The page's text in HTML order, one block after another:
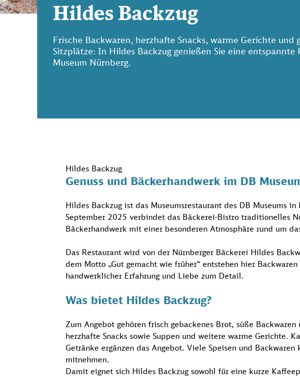
Hildes Backzug
Frische Backwaren, herzhafte Snacks, warme Gerichte und
Sitzplätze: In Hildes Backzug genießen Sie eine entspannte
Museum Nürnberg.
Hildes Backzug
Genuss und Bäckerhandwerk im DB
Hildes Backzug ist das Museumsrestaurant des DB Museums in
September 2025 verbindet das Bäckerei-Bistro traditionelles
Bäckerhandwerk mit einer besonderen Atmosphäre rund um
Das Restaurant wird von der Nürnberger Bäckerei Hildes
dem Motto „Gut gemacht wie früher“ entstehen hier
handwerklicher Erfahrung und Liebe zum Detail.
Was bietet Hildes Backzug?
Zum Angebot gehören frisch gebackenes Brot, süße Backwaren
herzhafte Snacks sowie Suppen und weitere warme Gerichte.
Getränke ergänzen das Angebot. Viele Speisen und Backwaren
mitnehmen.
Damit eignet sich Hildes Backzug sowohl für eine kurze